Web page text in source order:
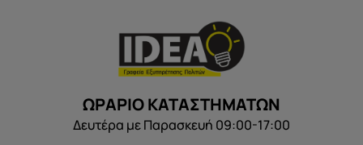
ΩΡΑΡΙΟ ΚΑΤΑΣΤΗΜΑΤΩΝ
Δευτέρα με Παρασκευή 09:00-17:00